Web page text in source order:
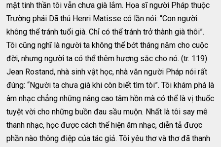
mặt tinh thần tôi vẫn chưa già lắm. Họa sĩ người Pháp thuộc
Trường phái Dã thú Henri Matisse có lần nói: “Con người
không thể tránh tuổi già. Chỉ có thể tránh trở thành già thôi”.
Tôi cũng nghĩ là người ta không thể bớt tháng năm cho cuộc
đời, nhưng người ta có thể thêm hương sắc cho nó. (tr. 119)
Jean Rostand, nhà sinh vật học, nhà văn người Pháp nói rất
đúng: “Người ta chưa già khi còn biết tìm tòi”. Tôi khám phá là
âm nhạc chẳng những nâng cao tâm hồn mà có thể là vị thuốc
tuyệt vời cho những buồn đau sầu muộn. Nhất là tôi say mê
thanh nhạc, học được cách thể hiện âm nhạc, diễn tả được
phần nào thông điệp của tác giả. Tôi yêu thơ và thơ đã thanh